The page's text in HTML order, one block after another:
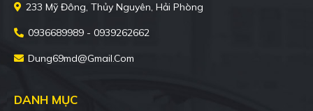
233 Mỹ Đông, Thủy Nguyên, Hải Phòng
0936689989 - 0939262662
Dung69md@gmail.com
DANH MỤC